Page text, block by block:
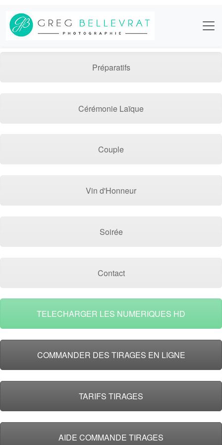
Préparatifs
Cérémonie Laïque
Couple
Vin d'Honneur
Soirée
Contact
TELECHARGER LES NUMERIQUES HD
COMMANDER DES TIRAGES EN LIGNE
TARIFS TIRAGES
AIDE COMMANDE TIRAGES